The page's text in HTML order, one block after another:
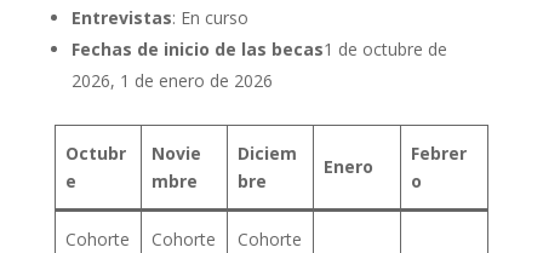
Entrevistas: En curso
Fechas de inicio de las becas1 de octubre de
2026, 1 de enero de 2026
Octubr
e
Novie
mbre
Diciem
bre
Enero
Febrer
o
Cohorte
Cohorte
Cohorte